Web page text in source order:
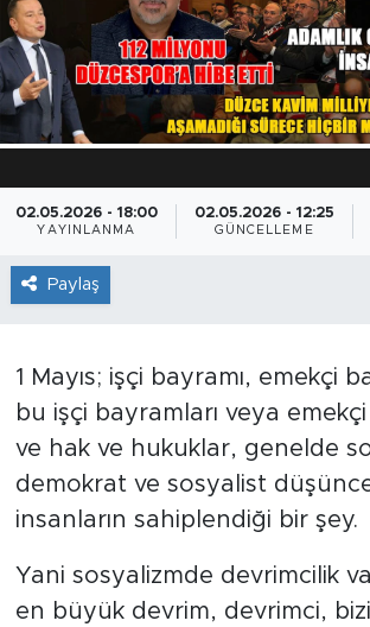
02.05.2026 - 18:00
YAYINLANMA
02.05.2026 - 12:25
GÜNCELLEME
Paylaş
1 Mayıs; işçi bayramı, emekçi
bu işçi bayramları veya
ve hak ve hukuklar, genelde
demokrat ve sosyalist
insanların sahiplendiği bir şey.
Yani sosyalizmde devrimcilik
en büyük devrim, devrimci,